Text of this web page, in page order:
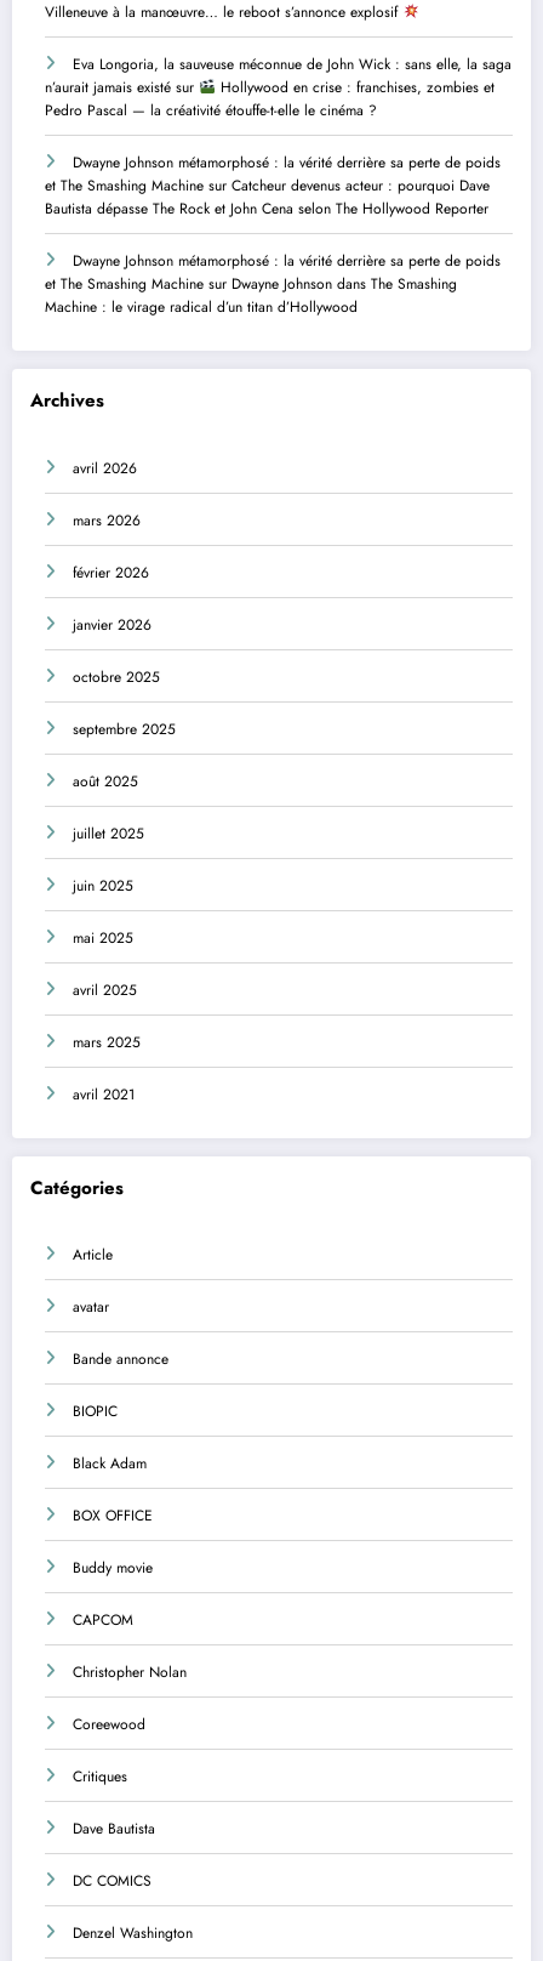
Villeneuve à la manœuvre… le reboot s’annonce explosif
Eva Longoria, la sauveuse méconnue de John Wick : sans elle, la saga
n’aurait jamais existé sur
Hollywood en crise : franchises, zombies et
Pedro Pascal — la créativité étouffe-t-elle le cinéma ?
Dwayne Johnson métamorphosé : la vérité derrière sa perte de poids
et The Smashing Machine sur Catcheur devenus acteur : pourquoi Dave
Bautista dépasse The Rock et John Cena selon The Hollywood Reporter
Dwayne Johnson métamorphosé : la vérité derrière sa perte de poids
et The Smashing Machine sur Dwayne Johnson dans The Smashing
Machine : le virage radical d’un titan d’Hollywood
Archives
avril 2026
mars 2026
février 2026
janvier 2026
octobre 2025
septembre 2025
août 2025
juillet 2025
juin 2025
mai 2025
avril 2025
mars 2025
avril 2021
Catégories
Article
avatar
Bande annonce
BIOPIC
Black Adam
BOX OFFICE
Buddy movie
CAPCOM
Christopher Nolan
Coreewood
Critiques
Dave Bautista
DC COMICS
Denzel Washington